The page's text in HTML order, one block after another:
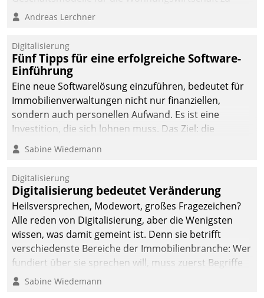
entwickeln.
Andreas Lerchner
Digitalisierung
Fünf Tipps für eine erfolgreiche Software-
Einführung
Eine neue Softwarelösung einzuführen, bedeutet für
Immobilienverwaltungen nicht nur finanziellen,
sondern auch personellen Aufwand. Es ist eine
Investition, die sich lohnen muss. Das Ziel: die
nachhaltige Optimierung der Geschäftsabläufe. Damit
dieses Ziel erreicht wird, sollten einige Grundregeln
Sabine Wiedemann
Digitalisierung
Digitalisierung bedeutet Veränderung
Heilsversprechen, Modewort, großes Fragezeichen?
Alle reden von Digitalisierung, aber die Wenigsten
wissen, was damit gemeint ist. Denn sie betrifft
verschiedenste Bereiche der Immobilienbranche: Wer
fundiert über sie sprechen will, muss zuerst Begriffe
klären. Ein Aspekt ist die betriebliche Optimierung:
Sabine Wiedemann